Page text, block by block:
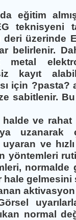
eğitim
teknisyeni
üzerinde
belirlenir.
kayıt
için ?pasta?
sabitlenir. Bu
halde ve
uzanarak
uyaran ve
yöntemleri
normalde
hale
normal